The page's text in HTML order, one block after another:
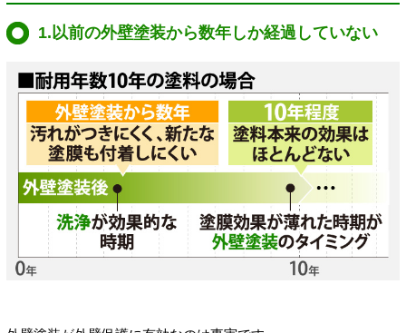
1.以前の外壁塗装から数年しか経過していない